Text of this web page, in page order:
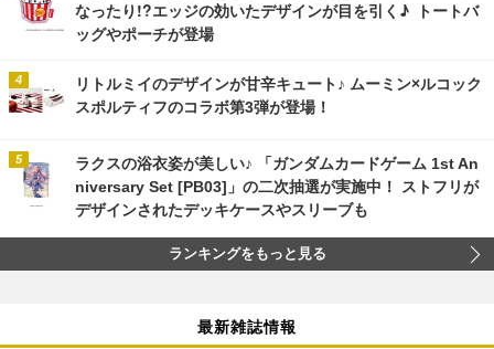
なったり!?エッジの効いたデザインが目を引く♪ トートバ
ッグやポーチが登場
リトルミイのデザインが甘辛キュート♪ ムーミン×ルコック
スポルティフのコラボ第3弾が登場！
ラクスの浴衣姿が美しい♪ 「ガンダムカードゲーム 1st An
niversary Set [PB03]」の二次抽選が実施中！ ストフリが
デザインされたデッキケースやスリーブも
ランキングをもっと見る
最新雑誌情報